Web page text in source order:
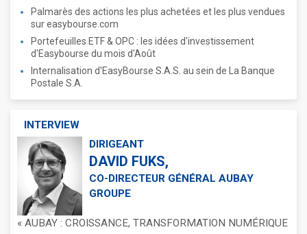
Palmarès des actions les plus achetées et les plus vendues
sur easybourse.com
Portefeuilles ETF & OPC : les idées d'investissement
d'Easybourse du mois d'Août
Internalisation d'EasyBourse S.A.S. au sein de La Banque
Postale S.A.
INTERVIEW
DIRIGEANT
DAVID FUKS,
CO-DIRECTEUR GÉNÉRAL AUBAY
GROUPE
« AUBAY : CROISSANCE, TRANSFORMATION NUMÉRIQUE